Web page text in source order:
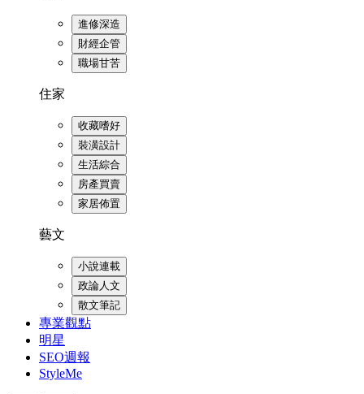
進修深造
財經企管
職場甘苦
住家
收藏嗜好
裝潢設計
生活綜合
房產買賣
家居佈置
藝文
小說連載
政論人文
散文筆記
專業觀點
明星
SEO週報
StyleMe